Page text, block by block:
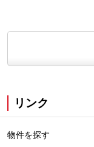
リンク
物件を探す